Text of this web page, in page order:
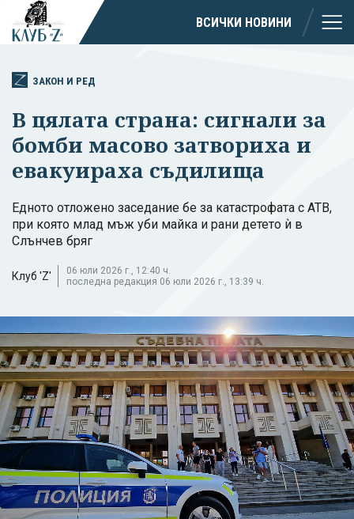
ВСИЧКИ НОВИНИ
ЗАКОН И РЕД
В цялата страна: сигнали за
бомби масово затвориха и
евакуираха съдилища
Едното отложено заседание бе за катастрофата с АТВ,
при която млад мъж уби майка и рани детето ѝ в
Слънчев бряг
Клуб 'Z'
06 юли 2026 г., 12:40 ч.
последна редакция 06 юли 2026 г., 13:39 ч.